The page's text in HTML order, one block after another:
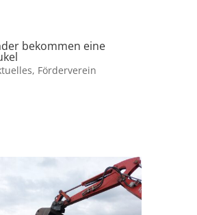
bekommen eine
, Förderverein